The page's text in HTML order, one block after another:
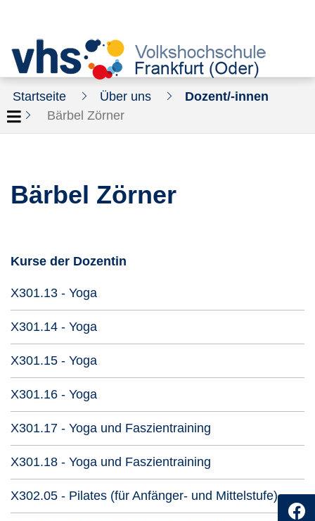
Startseite Über uns
Dozent/-innen
Bärbel Zörner
Bärbel Zörner
Kurse der Dozentin
X301.13 - YogaKursdetails öffnen
X301.14 - YogaKursdetails öffnen
X301.15 - YogaKursdetails öffnen
X301.16 - YogaKursdetails öffnen
X301.17 - Yoga und Faszientraining
X301.18 - Yoga und Faszientraining
X302.05 - Pilates (für Anfänger- und Mittelstufe)